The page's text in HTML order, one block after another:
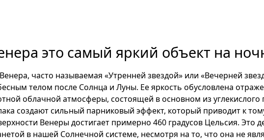
это самый яркий объект на
Венера, часто называемая «Утренней звездой» или «Вечерней
телом после Солнца и Луны. Ее яркость обусловлена
облачной атмосферы, состоящей в основном из углекислого
создают сильный парниковый эффект, который приводит к
Венеры достигает примерно 460 градусов Цельсия. Это
в нашей Солнечной системе, несмотря на то, что она не